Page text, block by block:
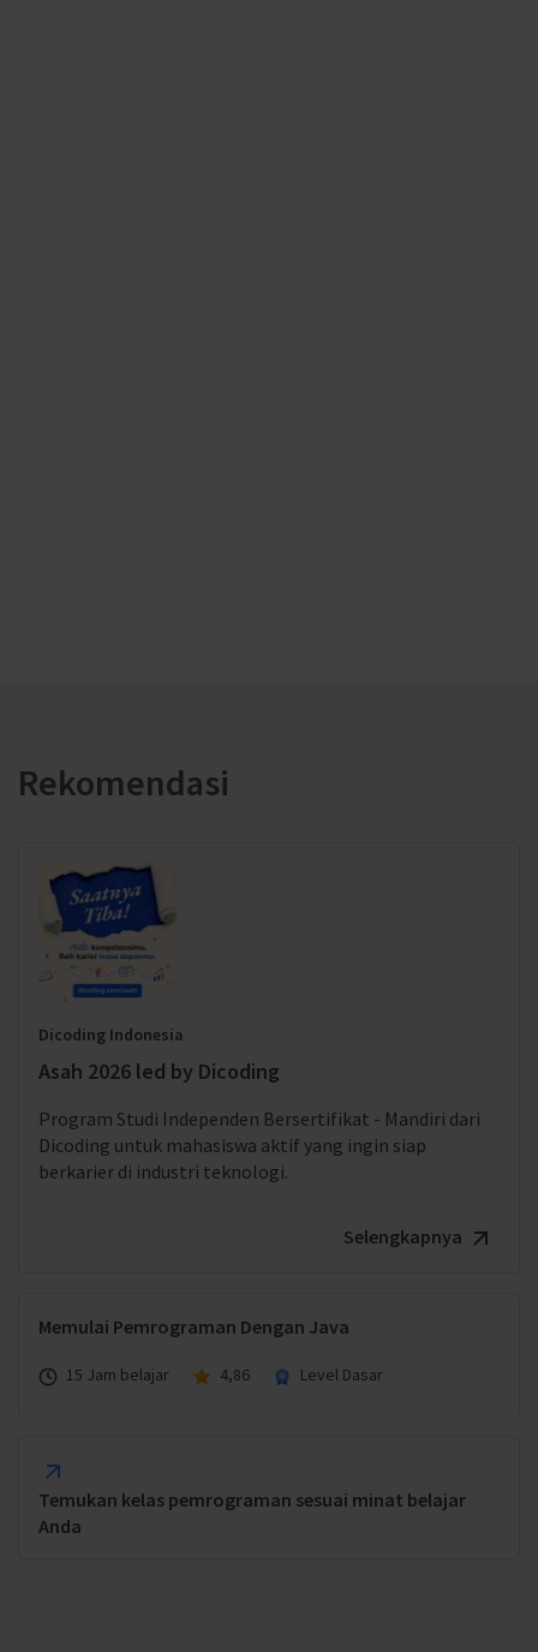
Rekomendasi
Dicoding Indonesia
Asah 2026 led by Dicoding
Program Studi Independen Bersertifikat - Mandiri dari
Dicoding untuk mahasiswa aktif yang ingin siap
berkarier di industri teknologi.
Selengkapnya
Memulai Pemrograman Dengan Java
15 Jam belajar 4,86 Level Dasar
Temukan kelas pemrograman sesuai minat belajar
Anda